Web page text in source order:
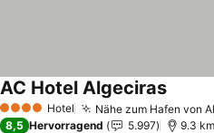
4 Sterne Hotel Nähe zum Hafen von
AC Hotel AlgecirasPreise
8,5 Hervorragend 5.997 9.3